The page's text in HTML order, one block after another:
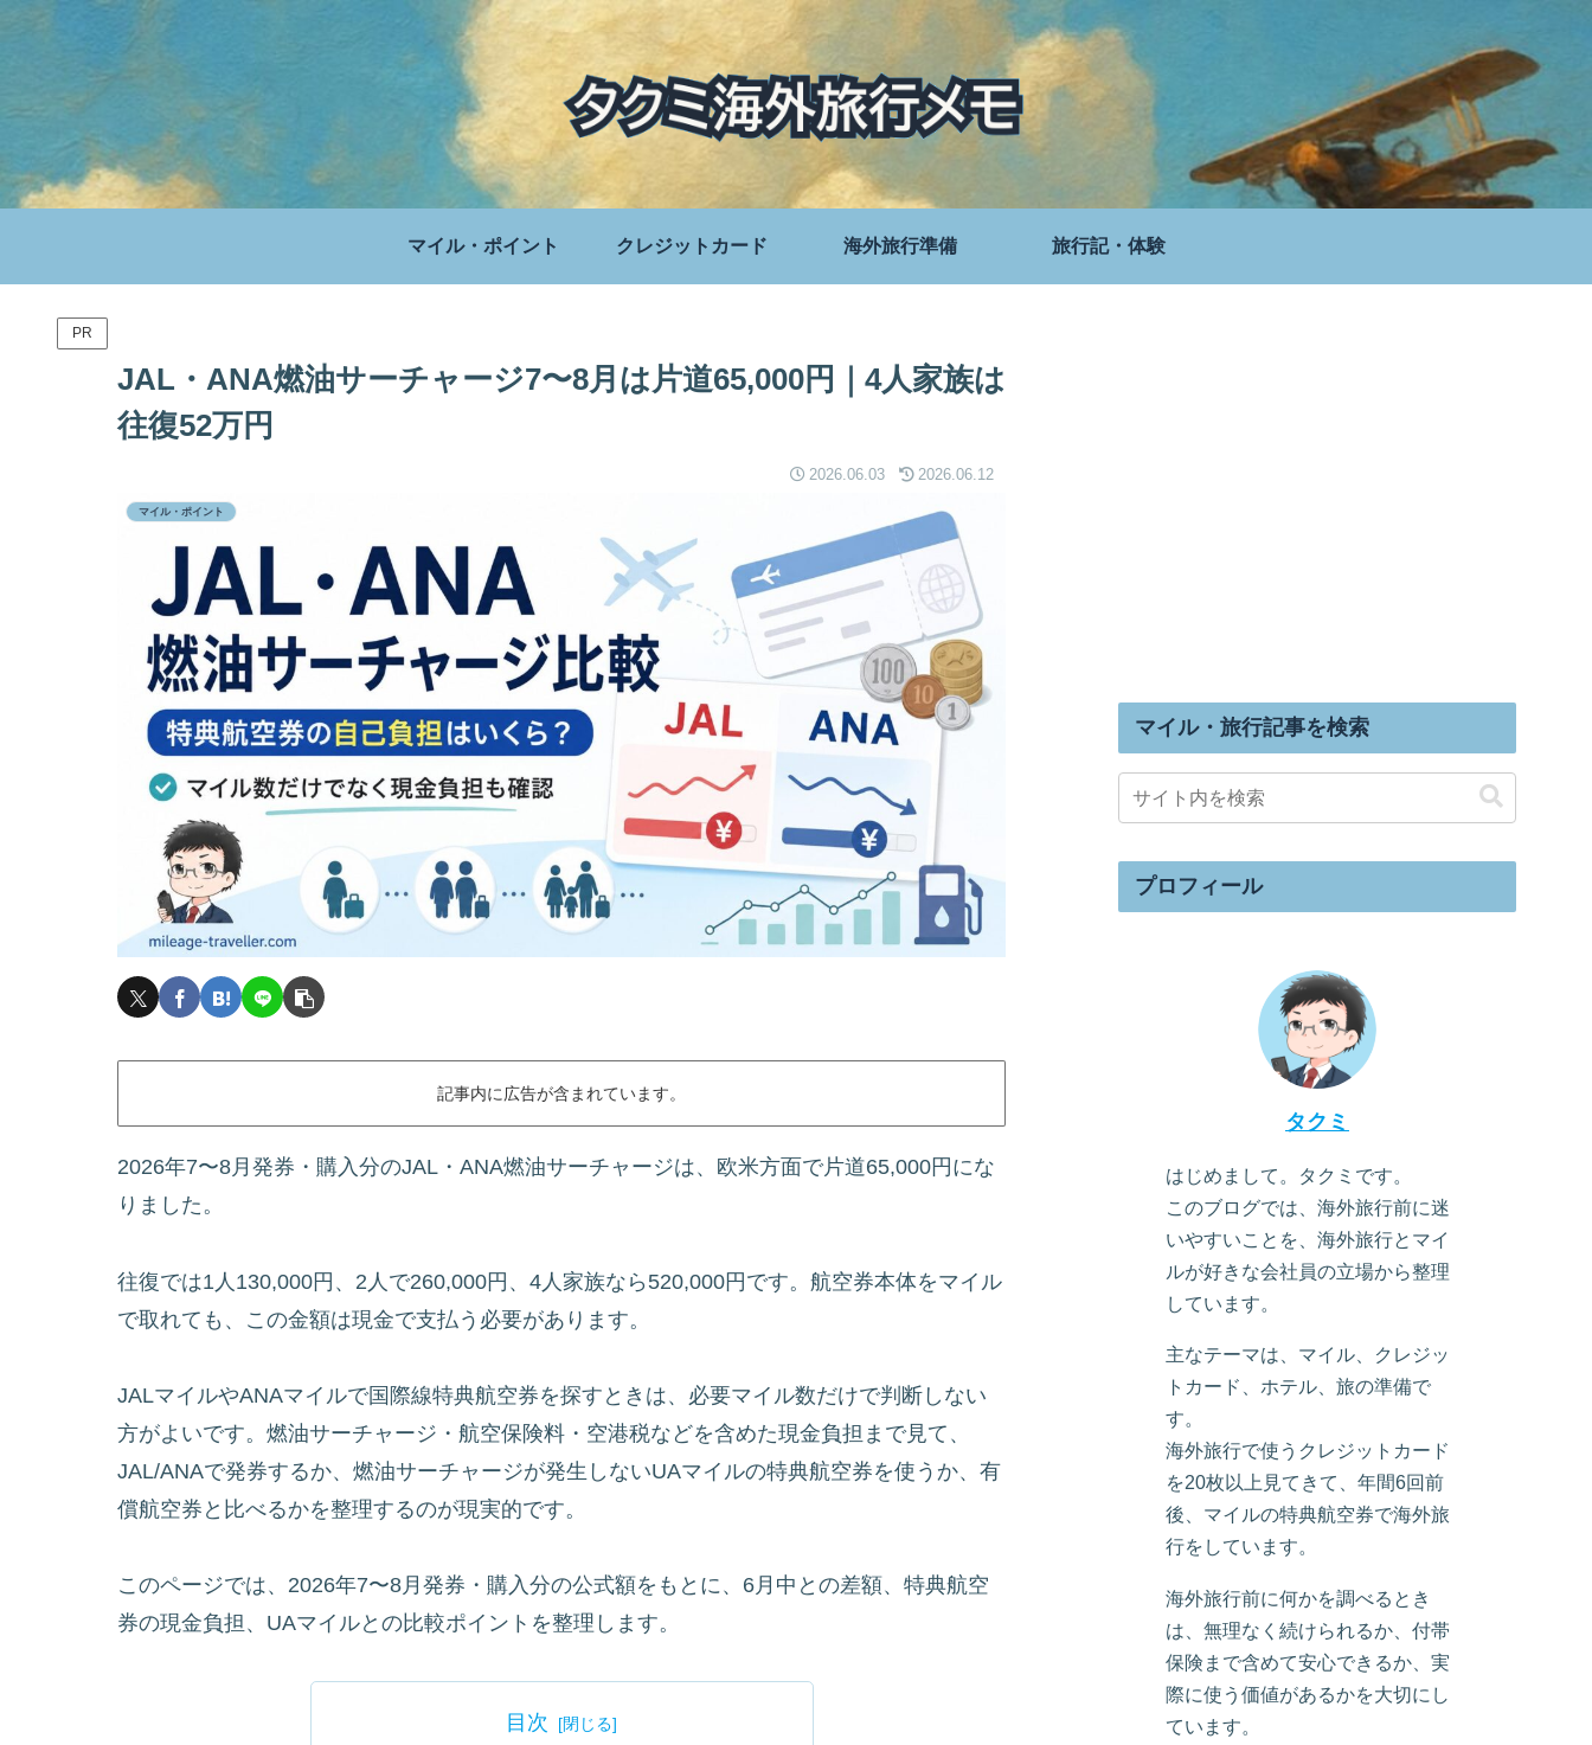
マイル・ポイント クレジットカード 海外旅行準備 旅行記・体験
PR
JAL・ANA燃油サーチャージ7〜8月は片道65,000円｜4人家族は
往復52万円
2026.06.03 2026.06.12
マイル・ポイント
記事内に広告が含まれています。
2026年7〜8月発券・購入分のJAL・ANA燃油サーチャージは、欧米方面で片道65,000円にな
りました。
往復では1人130,000円、2人で260,000円、4人家族なら520,000円です。航空券本体をマイル
で取れても、この金額は現金で支払う必要があります。
JALマイルやANAマイルで国際線特典航空券を探すときは、必要マイル数だけで判断しない
方がよいです。燃油サーチャージ・航空保険料・空港税などを含めた現金負担まで見て、
JAL/ANAで発券するか、燃油サーチャージが発生しないUAマイルの特典航空券を使うか、有
償航空券と比べるかを整理するのが現実的です。
このページでは、2026年7〜8月発券・購入分の公式額をもとに、6月中との差額、特典航空
券の現金負担、UAマイルとの比較ポイントを整理します。
目次
マイル・旅行記事を検索
プロフィール
タクミ
はじめまして。タクミです。
このブログでは、海外旅行前に迷
いやすいことを、海外旅行とマイ
ルが好きな会社員の立場から整理
しています。
主なテーマは、マイル、クレジッ
トカード、ホテル、旅の準備で
す。
海外旅行で使うクレジットカード
を20枚以上見てきて、年間6回前
後、マイルの特典航空券で海外旅
行をしています。
海外旅行前に何かを調べるとき
は、無理なく続けられるか、付帯
保険まで含めて安心できるか、実
際に使う価値があるかを大切にし
ています。